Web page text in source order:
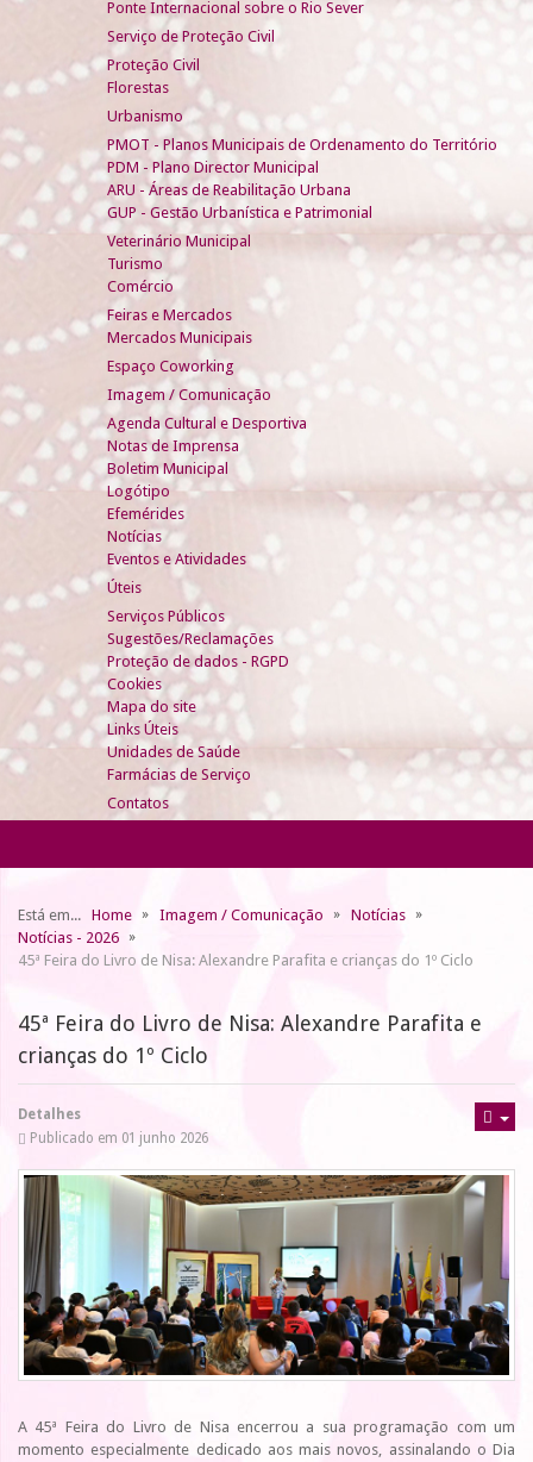
Ponte Internacional sobre o Rio Sever
Serviço de Proteção Civil
Proteção Civil
Florestas
Urbanismo
PMOT - Planos Municipais de Ordenamento do Território
PDM - Plano Director Municipal
ARU - Áreas de Reabilitação Urbana
GUP - Gestão Urbanística e Patrimonial
Veterinário Municipal
Turismo
Comércio
Feiras e Mercados
Mercados Municipais
Espaço Coworking
Imagem / Comunicação
Agenda Cultural e Desportiva
Notas de Imprensa
Boletim Municipal
Logótipo
Efemérides
Notícias
Eventos e Atividades
Úteis
Serviços Públicos
Sugestões/Reclamações
Proteção de dados - RGPD
Cookies
Mapa do site
Links Úteis
Unidades de Saúde
Farmácias de Serviço
Contatos
Está em... Home Imagem / Comunicação
Notícias
Notícias - 2026
45ª Feira do Livro de Nisa: Alexandre Parafita e crianças do 1º Ciclo
45ª Feira do Livro de Nisa: Alexandre Parafita e
crianças do 1º Ciclo
Detalhes
Publicado em 01 junho 2026
A 45ª Feira do Livro de Nisa encerrou a sua programação com um
momento especialmente dedicado aos mais novos, assinalando o Dia